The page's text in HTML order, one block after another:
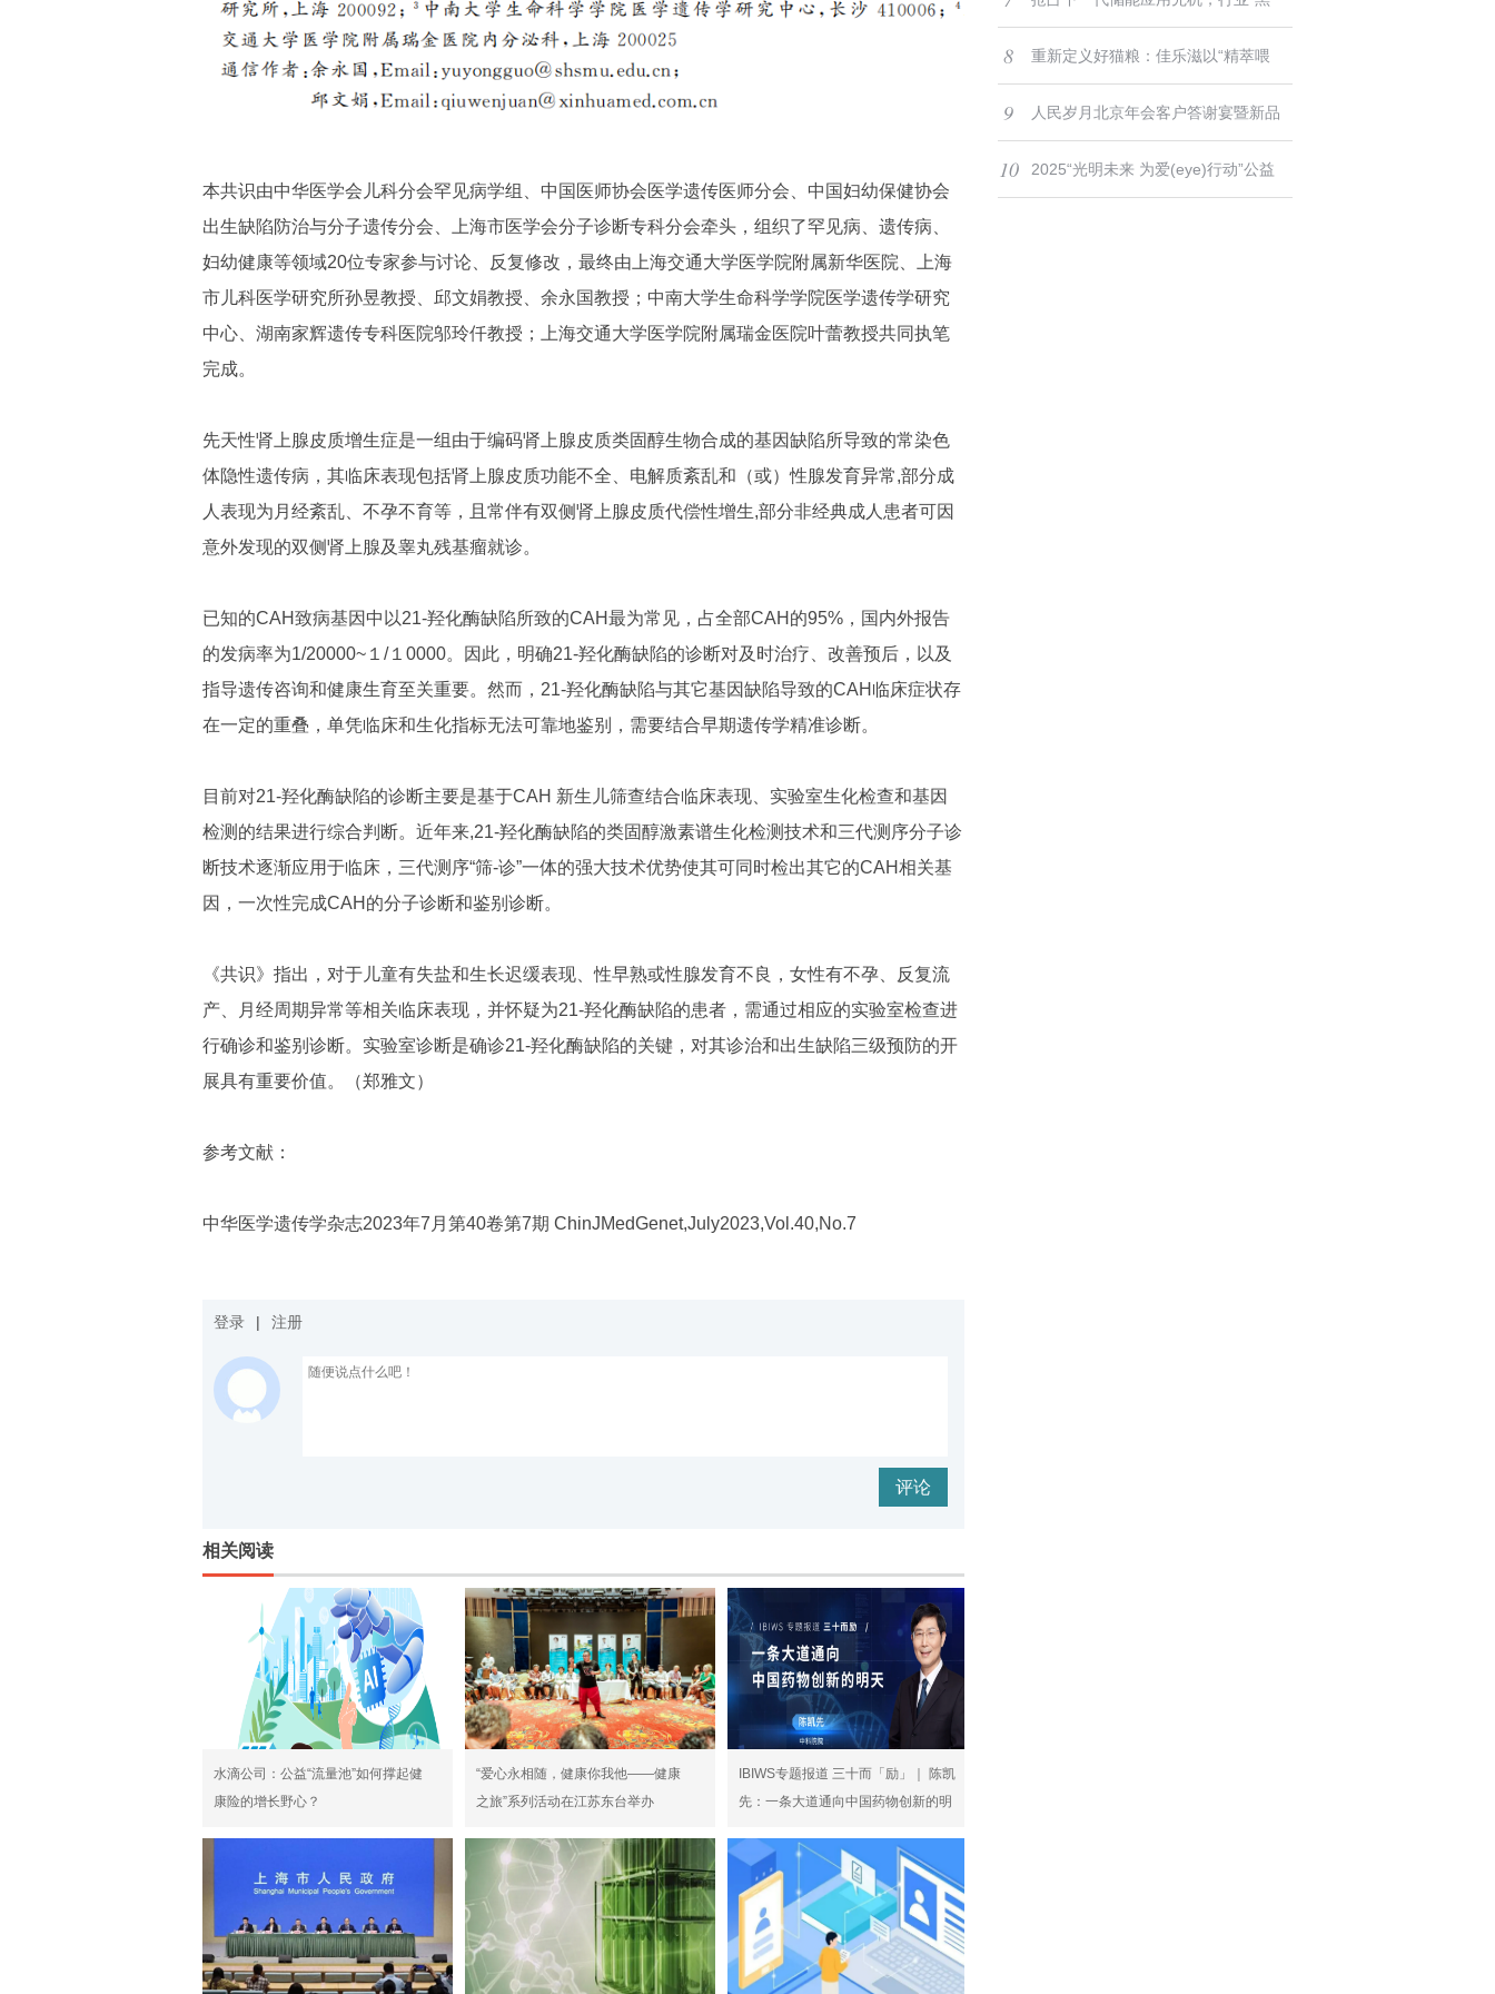
本共识由中华医学会儿科分会罕见病学组、中国医师协会医学遗传医师分会、中国妇幼保健协会
出生缺陷防治与分子遗传分会、上海市医学会分子诊断专科分会牵头，组织了罕见病、遗传病、
妇幼健康等领域20位专家参与讨论、反复修改，最终由上海交通大学医学院附属新华医院、上海
市儿科医学研究所孙昱教授、邱文娟教授、余永国教授；中南大学生命科学学院医学遗传学研究
中心、湖南家辉遗传专科医院邬玲仟教授；上海交通大学医学院附属瑞金医院叶蕾教授共同执笔
完成。
先天性肾上腺皮质增生症是一组由于编码肾上腺皮质类固醇生物合成的基因缺陷所导致的常染色
体隐性遗传病，其临床表现包括肾上腺皮质功能不全、电解质紊乱和（或）性腺发育异常,部分成
人表现为月经紊乱、不孕不育等，且常伴有双侧肾上腺皮质代偿性增生,部分非经典成人患者可因
意外发现的双侧肾上腺及睾丸残基瘤就诊。
已知的CAH致病基因中以21-羟化酶缺陷所致的CAH最为常见，占全部CAH的95%，国内外报告
的发病率为1/20000~１/１0000。因此，明确21-羟化酶缺陷的诊断对及时治疗、改善预后，以及
指导遗传咨询和健康生育至关重要。然而，21-羟化酶缺陷与其它基因缺陷导致的CAH临床症状存
在一定的重叠，单凭临床和生化指标无法可靠地鉴别，需要结合早期遗传学精准诊断。
目前对21-羟化酶缺陷的诊断主要是基于CAH 新生儿筛查结合临床表现、实验室生化检查和基因
检测的结果进行综合判断。近年来,21-羟化酶缺陷的类固醇激素谱生化检测技术和三代测序分子诊
断技术逐渐应用于临床， 三代测序“筛-诊”一体的强大技术优势使其可同时检出其它的CAH相关基
因，一次性完成CAH的分子诊断和鉴别诊断。
《共识》指出，对于 儿童有失盐和生长迟缓表现、性早熟或性腺发育不良，女性有不孕、反复流
产、月经周期异常等相关临床表现，并怀疑为21-羟化酶缺陷的患者 ，需通过相应的实验室检查进
行确诊和鉴别诊断。 实验室诊断是确诊21-羟化酶缺陷的关键，对其诊治和出生缺陷三级预防的开
展具有重要价值。（郑雅文）
参考文献：
中华医学遗传学杂志2023年7月第40卷第7期 ChinJMedGenet,July2023,Vol.40,No.7
登录 | 注册
评论
相关阅读
水滴公司：公益“流量池”如何撑起健
康险的增长野心？
“爱心永相随，健康你我他——健康
之旅”系列活动在江苏东台举办
IBIWS专题报道 三十而「励」｜ 陈凯
先：一条大道通向中国药物创新的明
马”强势崛起
8 重新定义好猫粮：佳乐滋以“精萃喂
养”科学破解选粮焦虑
9 人民岁月北京年会客户答谢宴暨新品
发布会成功举办
10 2025“光明未来 为爱(eye)行动”公益